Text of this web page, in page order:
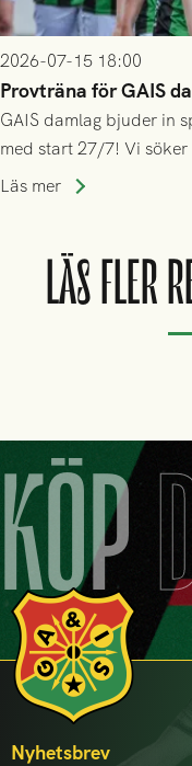
2026-07-15 18:00
Provträna för GAIS
GAIS damlag bjuder in
med start 27/7! Vi
division 3-nivå.
Läs mer
LÄS FLER
KÖP
Nyhetsbrev